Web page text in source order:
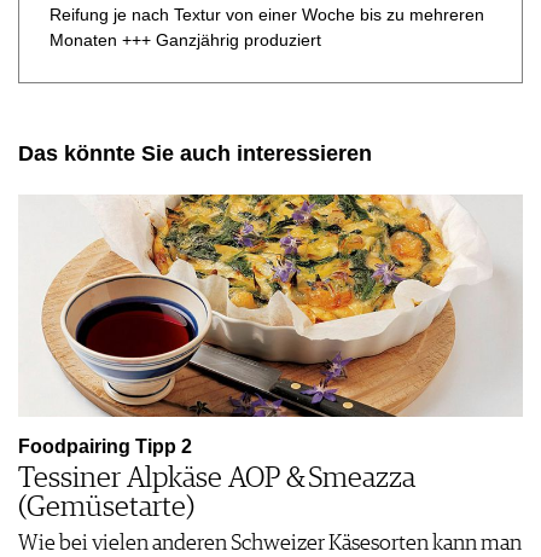
Reifung je nach Textur von einer Woche bis zu mehreren
­Monaten +++ Ganzjährig produziert
Das könnte Sie auch interessieren
Foodpairing Tipp 2
Tessiner Alpkäse AOP & Smeazza
(Gemüsetarte)
Wie bei vielen anderen Schweizer Käsesorten kann man